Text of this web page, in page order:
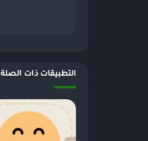
التطبيقات ذات الصلة